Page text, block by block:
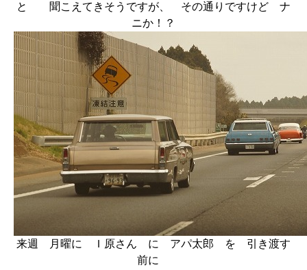
と 聞こえてきそうですが、 その通りですけど ナ
ニか！？
来週 月曜に Ｉ原さん に アパ太郎 を 引き渡す
前に